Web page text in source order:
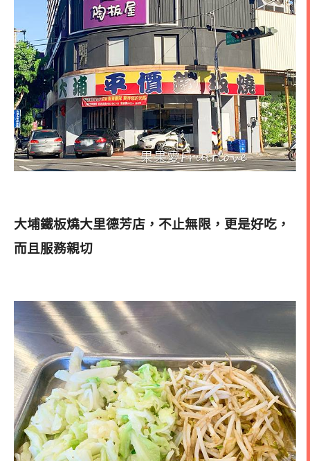
大埔鐵板燒大里德芳店，不止無限，更是好吃，
而且服務親切